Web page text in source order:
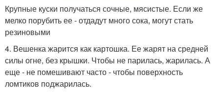
Крупные куски получаться сочные, мясистые. Если же
мелко порубить ее - отдадут много сока, могут стать
резиновыми
4. Вешенка жарится как картошка. Ее жарят на средней
силы огне, без крышки. Чтобы не парилась, жарилась. А
еще - не помешивают часто - чтобы поверхность
ломтиков поджарилась.